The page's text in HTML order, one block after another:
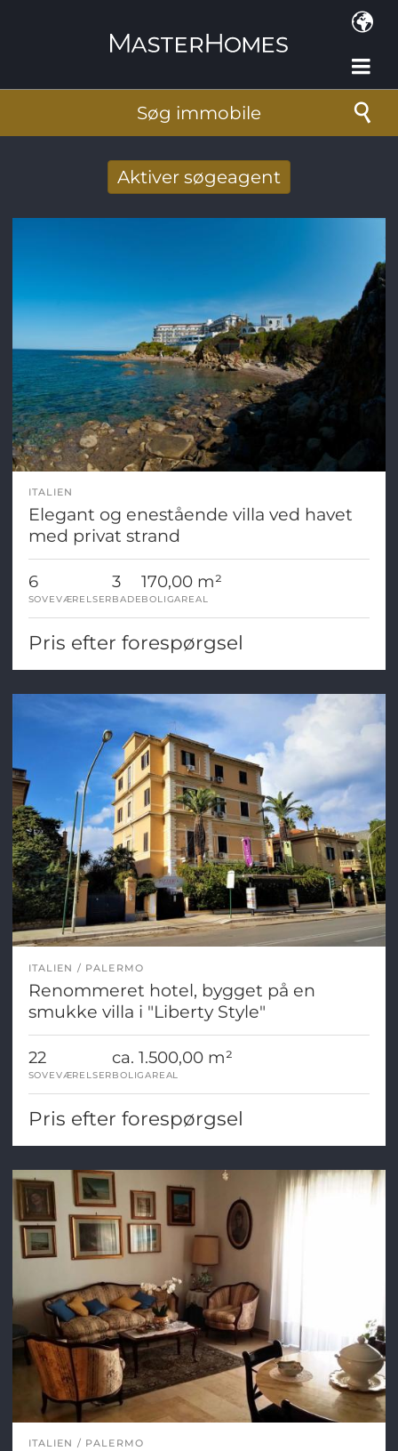
Søg immobile
Aktiver søgeagent
ITALIEN
Elegant og enestående villa ved havet
med privat strand
6
SOVEVÆRELSER
3
BADE
170,00 m²
BOLIGAREAL
Pris efter forespørgsel
ITALIEN PALERMO
Renommeret hotel, bygget på en
smukke villa i "Liberty Style"
22
SOVEVÆRELSER
ca. 1.500,00 m²
BOLIGAREAL
Pris efter forespørgsel
ITALIEN PALERMO